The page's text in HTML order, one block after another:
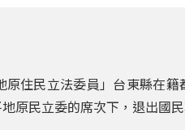
原住民立法委員」台東縣在
原民立委的席次下，退出國